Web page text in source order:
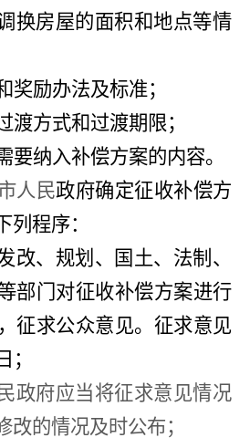
换房屋的面积和地点等情
奖励办法及标准；
渡方式和过渡期限；
要纳入补偿方案的内容。
人民政府确定征收补偿方
列程序：
改、规划、国土、法制、
部门对征收补偿方案进行
征求公众意见。征求意见
日；
政府应当将征求意见情况
改的情况及时公布；